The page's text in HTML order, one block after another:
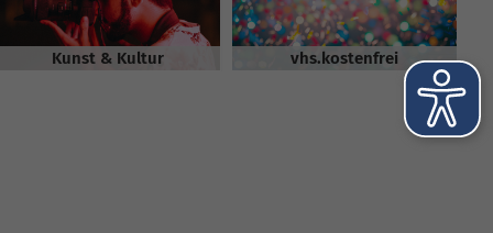
Kunst & Kultur vhs.kostenfrei